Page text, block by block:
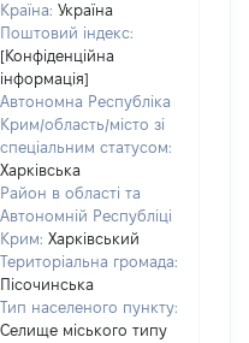
Країна: Україна
Поштовий індекс:
[Конфіденційна
інформація]
Автономна Республіка
Крим/область/місто зі
спеціальним статусом:
Харківська
Район в області та
Автономній Республіці
Крим: Харківський
Територіальна громада:
Пісочинська
Тип населеного пункту:
Селище міського типу